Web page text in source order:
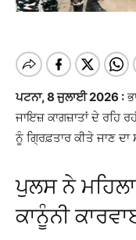
ਪਟਨਾ, 8 ਜੁਲਾਈ 2026 :
ਜਾਇਜ਼ ਕਾਗਜ਼ਾਤਾਂ ਦੇ ਰਹਿ
ਨੂੰ ਗ੍ਰਿਫ਼ਤਾਰ ਕੀਤੇ ਜਾਣ ਦਾ
ਪੁਲਸ ਨੇ
ਕਾਨੂੰਨੀ